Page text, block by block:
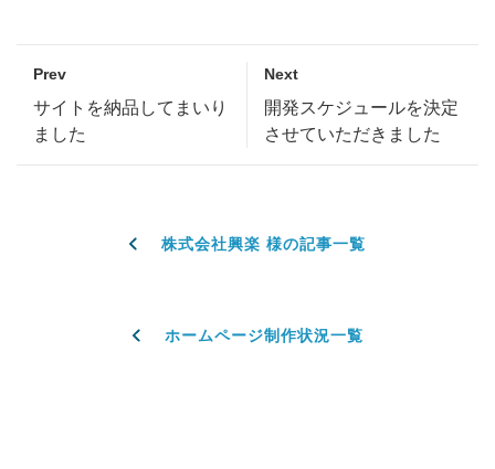
Prev
サイトを納品してまいり
ました
Next
開発スケジュールを決定
させていただきました
株式会社興楽 様の記事一覧
ホームページ制作状況一覧